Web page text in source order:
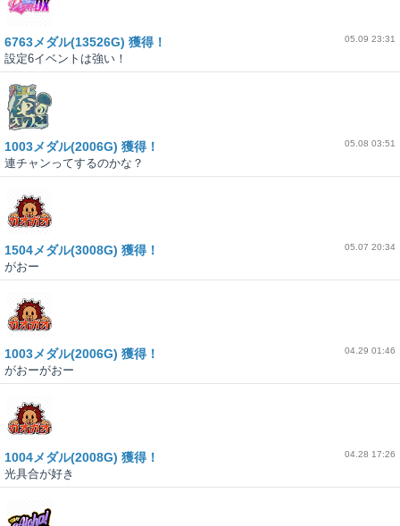
05.09 23:31
6763メダル(13526G) 獲得！
設定6イベントは強い！
05.08 03:51
1003メダル(2006G) 獲得！
連チャンってするのかな？
05.07 20:34
1504メダル(3008G) 獲得！
がおー
04.29 01:46
1003メダル(2006G) 獲得！
がおーがおー
04.28 17:26
1004メダル(2008G) 獲得！
光具合が好き